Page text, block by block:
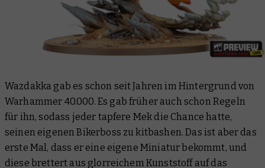
Wazdakka gab es schon seit Jahren im Hintergrund von
Warhammer 40.000. Es gab früher auch schon Regeln
für ihn, sodass jeder tapfere Mek die Chance hatte,
seinen eigenen Bikerboss zu kitbashen. Das ist aber das
erste Mal, dass er eine eigene Miniatur bekommt, und
diese brettert aus glorreichem Kunststoff auf das